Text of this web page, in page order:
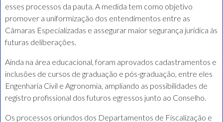
esses processos da pauta. A medida tem como objetivo
promover a uniformização dos entendimentos entre as
Câmaras Especializadas e assegurar maior segurança jurídica às
futuras deliberações.
Ainda na área educacional, foram aprovados cadastramentos e
inclusões de cursos de graduação e pós-graduação, entre eles
Engenharia Civil e Agronomia, ampliando as possibilidades de
registro profissional dos futuros egressos junto ao Conselho.
Os processos oriundos dos Departamentos de Fiscalização e